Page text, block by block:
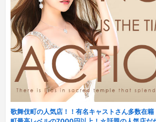
歌舞伎町の人気店！！有名キャストさん多数在